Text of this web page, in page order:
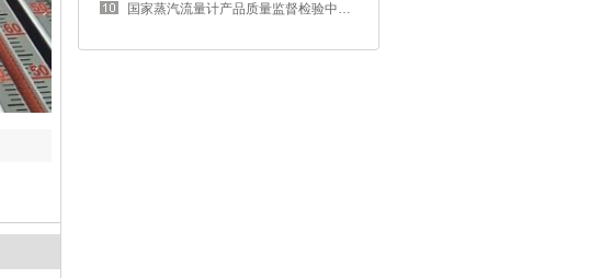
国家蒸汽流量计产品质量监督检验中心获批成立